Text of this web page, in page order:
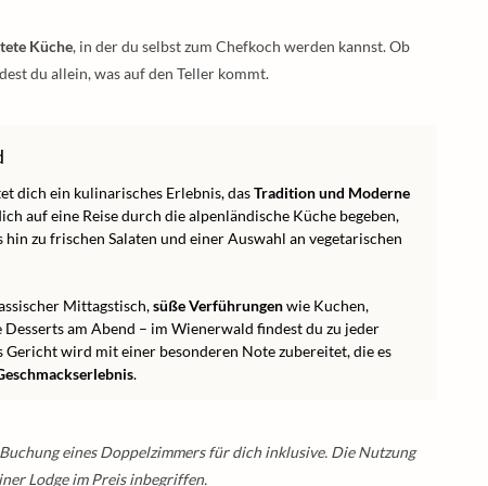
Küche, in der du selbst zum Chefkoch werden kannst. Ob
du allein, was auf den Teller kommt.
dich ein kulinarisches Erlebnis, dasTradition und Moderne
auf eine Reise durch die alpenländische Küche begeben,
hin zu frischen Salaten und einer Auswahl an vegetarischen
Mittagstisch,süße Verführungenwie Kuchen,
am Abend – im Wienerwald findest du zu jeder
Gericht wird mit einer besonderen Note zubereitet, die es
.
eines Doppelzimmers für dich inklusive. Die Nutzung
Lodge im Preis inbegriffen.